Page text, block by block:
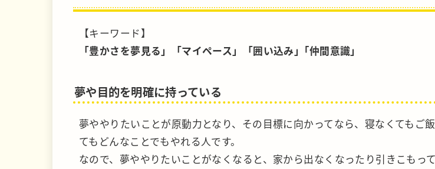
【キーワード】
「豊かさを夢見る」「マイペース」「囲い込み」｢仲間意識｣
夢や目的を明確に持っている
夢ややりたいことが原動力となり、その目標に向かってなら、寝なくてもご
てもどんなことでもやれる人です。
なので、夢ややりたいことがなくなると、家から出なくなったり引きこもっ